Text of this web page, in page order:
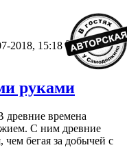
2018, 15:18 3
руками
древние времена
С ним древние
чем бегая за добычей с